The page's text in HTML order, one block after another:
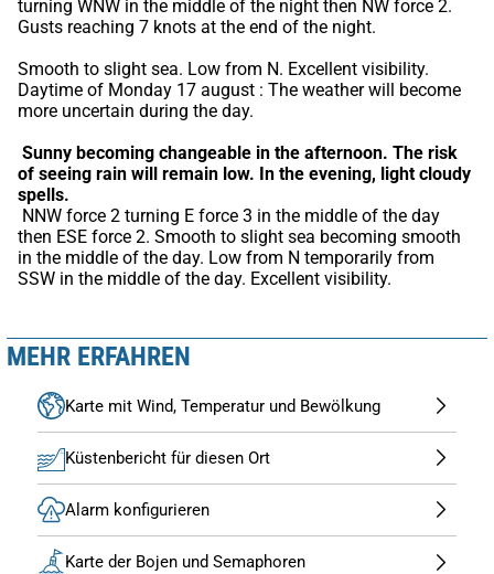
turning WNW in the middle of the night then NW force 2.
Gusts reaching 7 knots at the end of the night.
Smooth to slight sea. Low from N. Excellent visibility.
Daytime of Monday 17 august : The weather will become
more uncertain during the day.
Sunny becoming changeable in the afternoon. The risk
of seeing rain will remain low. In the evening, light cloudy
spells.
then ESE force 2. Smooth to slight sea becoming smooth
in the middle of the day. Low from N temporarily from
SSW in the middle of the day. Excellent visibility.
MEHR ERFAHREN
Karte mit Wind, Temperatur und Bewölkung
Küstenbericht für diesen Ort
Alarm konfigurieren
Karte der Bojen und Semaphoren